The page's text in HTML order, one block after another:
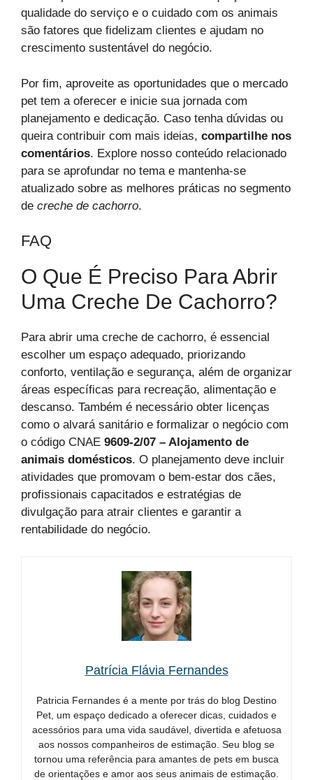
qualidade do serviço e o cuidado com os animais
são fatores que fidelizam clientes e ajudam no
crescimento sustentável do negócio.
Por fim, aproveite as oportunidades que o mercado
pet tem a oferecer e inicie sua jornada com
planejamento e dedicação. Caso tenha dúvidas ou
queira contribuir com mais ideias, compartilhe nos
comentários. Explore nosso conteúdo relacionado
para se aprofundar no tema e mantenha-se
atualizado sobre as melhores práticas no segmento
de creche de cachorro.
FAQ
O Que É Preciso Para Abrir
Uma Creche De Cachorro?
Para abrir uma creche de cachorro, é essencial
escolher um espaço adequado, priorizando
conforto, ventilação e segurança, além de organizar
áreas específicas para recreação, alimentação e
descanso. Também é necessário obter licenças
como o alvará sanitário e formalizar o negócio com
o código CNAE 9609-2/07 – Alojamento de
animais domésticos. O planejamento deve incluir
atividades que promovam o bem-estar dos cães,
profissionais capacitados e estratégias de
divulgação para atrair clientes e garantir a
rentabilidade do negócio.
Patrícia Flávia Fernandes
Patricia Fernandes é a mente por trás do blog Destino
Pet, um espaço dedicado a oferecer dicas, cuidados e
acessórios para uma vida saudável, divertida e afetuosa
aos nossos companheiros de estimação. Seu blog se
tornou uma referência para amantes de pets em busca
de orientações e amor aos seus animais de estimação.